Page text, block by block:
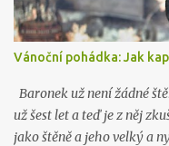
Vánoční pohádka: Jak
Baronek už není žádné
už šest let a teď je z něj
jako štěně a jeho velký a